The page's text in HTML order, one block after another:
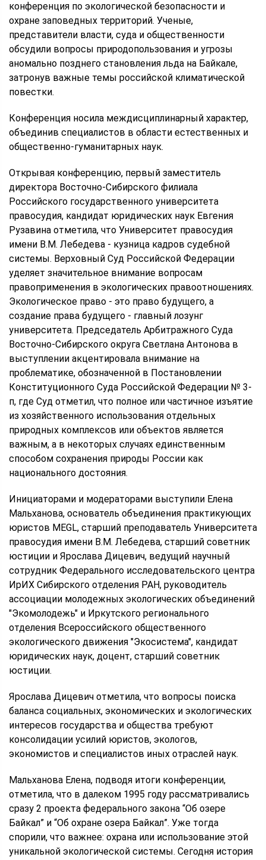
конференция по экологической безопасности и
охране заповедных территорий. Ученые,
представители власти, суда и общественности
обсудили вопросы природопользования и угрозы
аномально позднего становления льда на Байкале,
затронув важные темы российской климатической
повестки.
Конференция носила междисциплинарный характер,
объединив специалистов в области естественных и
общественно-гуманитарных наук.
Открывая конференцию, первый заместитель
директора Восточно-Сибирского филиала
Российского государственного университета
правосудия, кандидат юридических наук Евгения
Рузавина отметила, что Университет правосудия
имени В.М. Лебедева - кузница кадров судебной
системы. Верховный Суд Российской Федерации
уделяет значительное внимание вопросам
правоприменения в экологических правоотношениях.
Экологическое право - это право будущего, а
создание права будущего - главный лозунг
университета. Председатель Арбитражного Суда
Восточно-Сибирского округа Светлана Антонова в
выступлении акцентировала внимание на
проблематике, обозначенной в Постановлении
Конституционного Суда Российской Федерации № 3-
п, где Суд отметил, что полное или частичное изъятие
из хозяйственного использования отдельных
природных комплексов или объектов является
важным, а в некоторых случаях единственным
способом сохранения природы России как
национального достояния.
Инициаторами и модераторами выступили Елена
Мальханова, основатель объединения практикующих
юристов MEGL, старший преподаватель Университета
правосудия имени В.М. Лебедева, старший советник
юстиции и Ярослава Дицевич, ведущий научный
сотрудник Федерального исследовательского центра
ИрИХ Сибирского отделения РАН, руководитель
ассоциации молодежных экологических объединений
"Экомолодежь" и Иркутского регионального
отделения Всероссийского общественного
экологического движения "Экосистема", кандидат
юридических наук, доцент, старший советник
юстиции.
Ярослава Дицевич отметила, что вопросы поиска
баланса социальных, экономических и экологических
интересов государства и общества требуют
консолидации усилий юристов, экологов,
экономистов и специалистов иных отраслей наук.
Мальханова Елена, подводя итоги конференции,
отметила, что в далеком 1995 году рассматривались
сразу 2 проекта федерального закона “Об озере
Байкал” и “Об охране озера Байкал”. Уже тогда
спорили, что важнее: охрана или использование этой
уникальной экологической системы. Сегодня история